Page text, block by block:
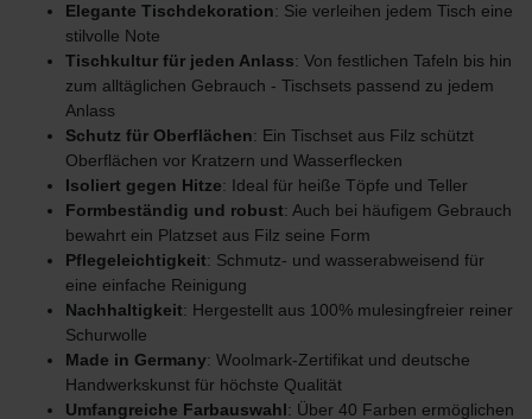
Elegante Tischdekoration: Sie verleihen jedem Tisch eine
stilvolle Note
Tischkultur für jeden Anlass: Von festlichen Tafeln bis hin
zum alltäglichen Gebrauch - Tischsets passend zu jedem
Anlass
Schutz für Oberflächen: Ein Tischset aus Filz schützt
Oberflächen vor Kratzern und Wasserflecken
Isoliert gegen Hitze: Ideal für heiße Töpfe und Teller
Formbeständig und robust: Auch bei häufigem Gebrauch
bewahrt ein Platzset aus Filz seine Form
Pflegeleichtigkeit: Schmutz- und wasserabweisend für
eine einfache Reinigung
Nachhaltigkeit: Hergestellt aus 100% mulesingfreier reiner
Schurwolle
Made in Germany: Woolmark-Zertifikat und deutsche
Handwerkskunst für höchste Qualität
Umfangreiche Farbauswahl: Über 40 Farben ermöglichen